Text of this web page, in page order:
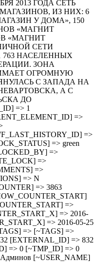
2013 ГОДА СЕТЬ
ИЗ НИХ: 6
У ДОМА», 150
«МАГНИТ
«МАГНИТ
СЕТИ
НАСЕЛЕННЫХ
ЗОНА
ОГРОМНУЮ
С ЗАПАДА НА
А С
ДО
=> 1
=>
=>
=> green
=>
=>
=>
=> N
=> 3863
=>
=> 2016-
=> 2016-05-25
=> [~TAGS] =>
[EXTERNAL_ID] => 832
=> 0 [~TMP_ID] => 0
[~USER_NAME]